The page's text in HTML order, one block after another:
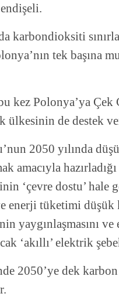
karbondioksiti
tek başına
kez Polonya’ya Çek
ülkesinin de destek
2050 yılında
amacıyla
‘çevre dostu’ hale
enerji tüketimi düşük
yaygınlaşmasını
‘akıllı’ elektrik
2050’ye dek karbon